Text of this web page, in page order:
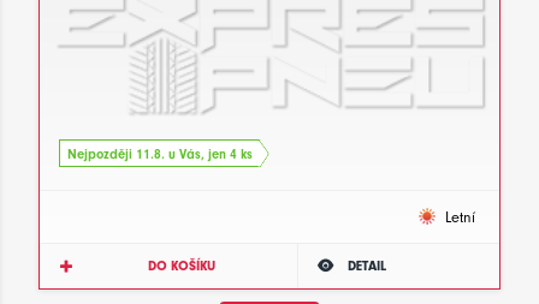
Nejpozději 11.8. u Vás, jen 4 ks
Letní
DO KOŠÍKU DETAIL